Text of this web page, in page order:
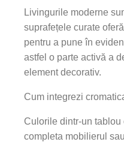
Livingurile moderne
suprafețele curate
pentru a pune în
astfel o parte activă a
element decorativ.
Cum integrezi
Culorile dintr-un
completa mobilierul